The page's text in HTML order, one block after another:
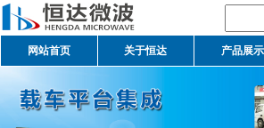
网站首页 关于恒达 产品展示